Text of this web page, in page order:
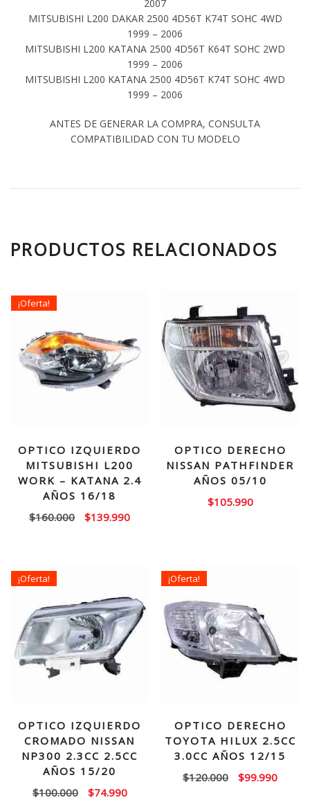
2007
MITSUBISHI L200 DAKAR 2500 4D56T K74T SOHC 4WD
1999 – 2006
MITSUBISHI L200 KATANA 2500 4D56T K64T SOHC 2WD
1999 – 2006
MITSUBISHI L200 KATANA 2500 4D56T K74T SOHC 4WD
1999 – 2006
ANTES DE GENERAR LA COMPRA, CONSULTA
COMPATIBILIDAD CON TU MODELO
PRODUCTOS RELACIONADOS
¡Oferta!
OPTICO IZQUIERDO
MITSUBISHI L200
WORK – KATANA 2.4
AÑOS 16/18
$160.000
El
$139.990El
$139.990.
OPTICO DERECHO
NISSAN PATHFINDER
AÑOS 05/10
$105.990
¡Oferta!
OPTICO IZQUIERDO
CROMADO NISSAN
NP300 2.3CC 2.5CC
AÑOS 15/20
$100.000
El
$74.990El
¡Oferta!
OPTICO DERECHO
TOYOTA HILUX 2.5CC
3.0CC AÑOS 12/15
$120.000
El
$99.990El